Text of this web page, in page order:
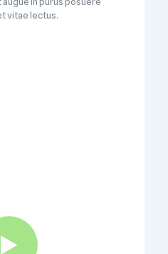
vitae lectus.